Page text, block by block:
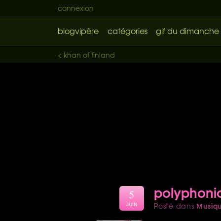
connexion
blogvipère catégories gif du dimanche
< khan of finland
Posté dans
5
JUIN